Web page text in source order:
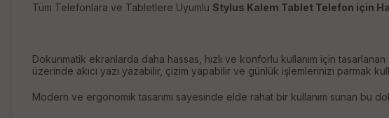
Tüm Telefonlara ve Tabletlere Uyumlu Stylus Kalem Tablet Telefon için
Dokunmatik ekranlarda daha hassas, hızlı ve konforlu kullanım için
üzerinde akıcı yazı yazabilir, çizim yapabilir ve günlük işlemlerinizi parmak
Modern ve ergonomik tasarımı sayesinde elde rahat bir kullanım sunan bu